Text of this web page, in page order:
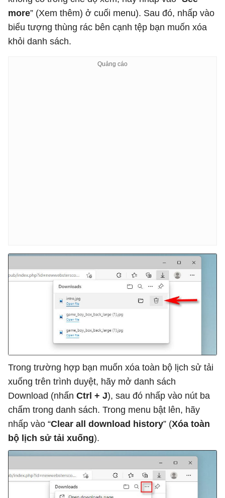
more” (Xem thêm) ở cuối menu). Sau đó, nhấp vào
biểu tượng thùng rác bên cạnh tệp bạn muốn xóa
khỏi danh sách.
Trong trường hợp bạn muốn xóa toàn bộ lịch sử tải
xuống trên trình duyệt, hãy mở danh sách
Download (nhấn Ctrl + J), sau đó nhấp vào nút ba
chấm trong danh sách. Trong menu bật lên, hãy
nhấp vào “Clear all download history” (Xóa toàn
bộ lịch sử tải xuống).